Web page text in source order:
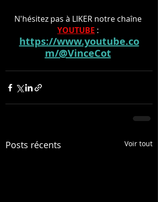
N'hésitez pas à LIKER notre chaîne
YOUTUBE :
https://www.youtube.co
m/@VinceCot
Posts récents Voir tout